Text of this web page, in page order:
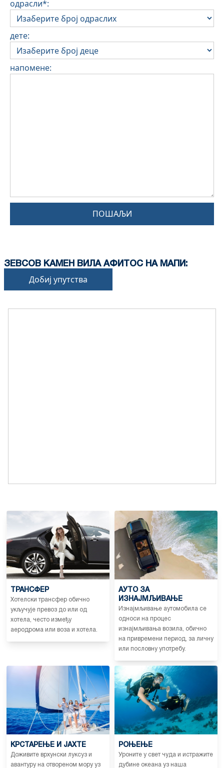
одрасли*:
дете:
напомене:
ПОШАЉИ
ЗЕВСОВ КАМЕН ВИЛА АФИТОС НА МАПИ:
Добиј упутства
ТРАНСФЕР
Хотелски трансфер обично
укључује превоз до или од
хотела, често између
аеродрома или воза и хотела.
АУТО ЗА
ИЗНАЈМЉИВАЊЕ
Изнајмљивање аутомобила се
односи на процес
изнајмљивања возила, обично
на привремени период, за личну
или пословну употребу.
КРСТАРЕЊЕ И ЈАХТЕ
Доживите врхунски луксуз и
авантуру на отвореном мору уз
РОЊЕЊЕ
Уроните у свет чуда и истражите
дубине океана уз наша